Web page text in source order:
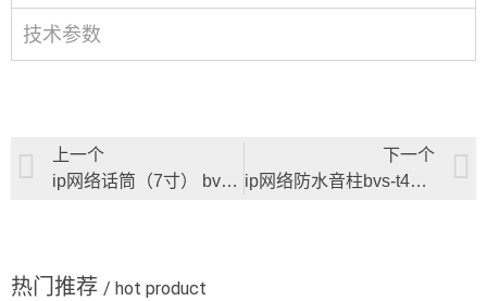
技术参数
上一个
ip网络话筒（7寸） bvs-9603
下一个
ip网络防水音柱bvs-t40s/t60s/t120s
热门推荐 / hot product